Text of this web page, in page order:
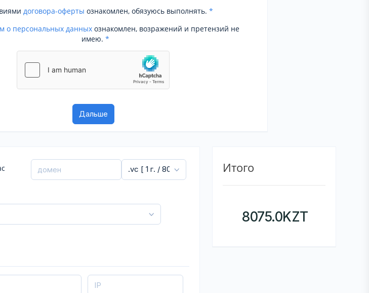
договора-оферты ознакомлен, обязуюсь выполнять. *
о персональных данных ознакомлен, возражений и претензий не
имею. *
Итого
8075.0KZT